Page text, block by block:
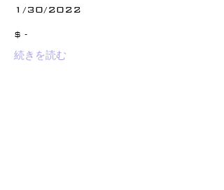
1/30/2022
$ -
続きを読む